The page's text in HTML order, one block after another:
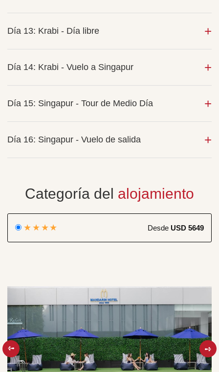
Día 13: Krabi - Día libre
Día 14: Krabi - Vuelo a Singapur
Día 15: Singapur - Tour de Medio Día
Día 16: Singapur - Vuelo de salida
Categoría del alojamiento
★★★★ Desde USD 5649